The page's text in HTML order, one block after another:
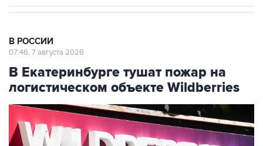
В РОССИИ
07:46, 7 августа 2026
В Екатеринбурге тушат пожар на
логистическом объекте Wildberries